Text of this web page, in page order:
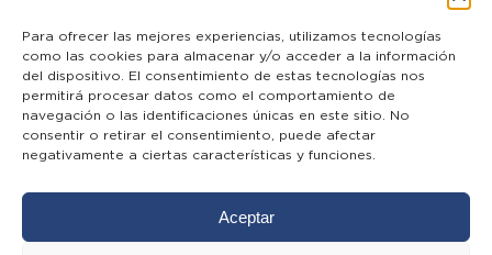
Para ofrecer las mejores experiencias, utilizamos tecnologías
como las cookies para almacenar y/o acceder a la información
del dispositivo. El consentimiento de estas tecnologías nos
permitirá procesar datos como el comportamiento de
navegación o las identificaciones únicas en este sitio. No
consentir o retirar el consentimiento, puede afectar
negativamente a ciertas características y funciones.
Aceptar